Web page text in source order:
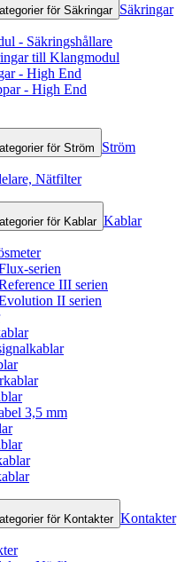
för Säkringar Säkringar
- Säkringshållare
till Klangmodul
- High End
- High End
för Ström Ström
Nätfilter
för Kablar Kablar
serien
III serien
II serien
3,5 mm
för Kontakter Kontakter